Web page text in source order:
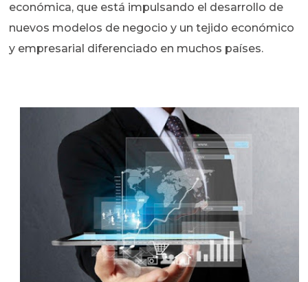
económica, que está impulsando el desarrollo de
nuevos modelos de negocio y un tejido económico
y empresarial diferenciado en muchos países.